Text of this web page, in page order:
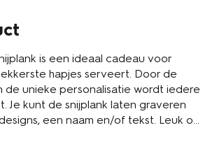
is een ideaal cadeau voor
hapjes serveert. Door de
de unieke personalisatie wordt iedere
Je kunt de snijplank laten graveren
een naam en/of tekst. Leuk om